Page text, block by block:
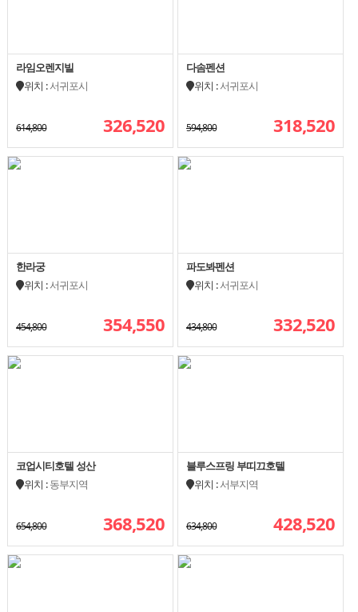
라임오렌지빌
위치 :서귀포시
614,800 326,520
다솜펜션
위치 :서귀포시
594,800 318,520
한라궁
위치 :서귀포시
454,800 354,550
파도봐펜션
위치 :서귀포시
434,800 332,520
코업시티호텔 성산
위치 :동부지역
654,800 368,520
블루스프링 부띠끄호텔
위치 :서부지역
634,800 428,520